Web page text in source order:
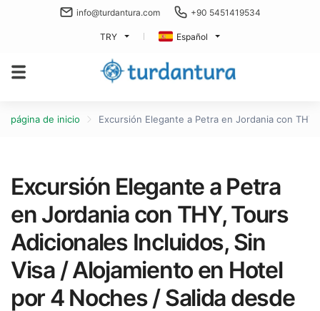
info@turdantura.com +90 5451419534
TRY Español
página de inicio Excursión Elegante a Petra en Jordania con
Excursión Elegante a Petra
en Jordania con THY, Tours
Adicionales Incluidos, Sin
Visa / Alojamiento en Hotel
por 4 Noches / Salida desde